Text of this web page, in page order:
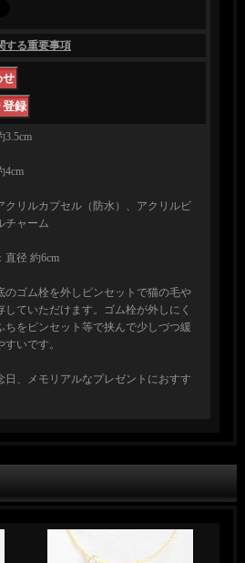
する重要事項
3.5cm
4cm
クリルカプセル（防水）、アクリルビ
チャーム
直径 約6cm
のゴム栓を外しピンセットで猫の毛や
していただけます。ゴム栓が外しにく
ちをピンセット等で挟んで少しづつ緩
いです。
日、メモリアルなプレゼントにおすす